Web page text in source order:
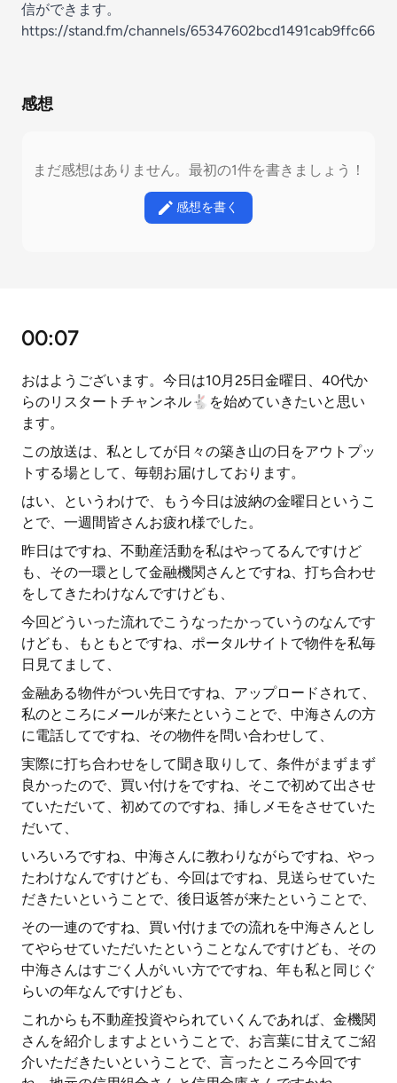
信ができます。
https://stand.fm/channels/65347602bcd1491cab9ffc66
感想
まだ感想はありません。最初の1件を書きましょう！
感想を書く
00:07
おはようございます。今日は10月25日金曜日、40代か
らのリスタートチャンネル🐇を始めていきたいと思い
ます。
この放送は、私としてが日々の築き山の日をアウトプッ
トする場として、毎朝お届けしております。
はい、というわけで、もう今日は波納の金曜日というこ
とで、一週間皆さんお疲れ様でした。
昨日はですね、不動産活動を私はやってるんですけど
も、その一環として金融機関さんとですね、打ち合わせ
をしてきたわけなんですけども、
今回どういった流れでこうなったかっていうのなんです
けども、もともとですね、ポータルサイトで物件を私毎
日見てまして、
金融ある物件がつい先日ですね、アップロードされて、
私のところにメールが来たということで、中海さんの方
に電話してですね、その物件を問い合わせして、
実際に打ち合わせをして聞き取りして、条件がまずまず
良かったので、買い付けをですね、そこで初めて出させ
ていただいて、初めてのですね、挿しメモをさせていた
だいて、
いろいろですね、中海さんに教わりながらですね、やっ
たわけなんですけども、今回はですね、見送らせていた
だきたいということで、後日返答が来たということで、
その一連のですね、買い付けまでの流れを中海さんとし
てやらせていただいたということなんですけども、その
中海さんはすごく人がいい方でですね、年も私と同じぐ
らいの年なんですけども、
これからも不動産投資やられていくんであれば、金機関
さんを紹介しますよということで、お言葉に甘えてご紹
介いただきたいということで、言ったところ今回です